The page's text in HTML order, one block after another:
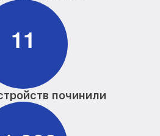
11
починили